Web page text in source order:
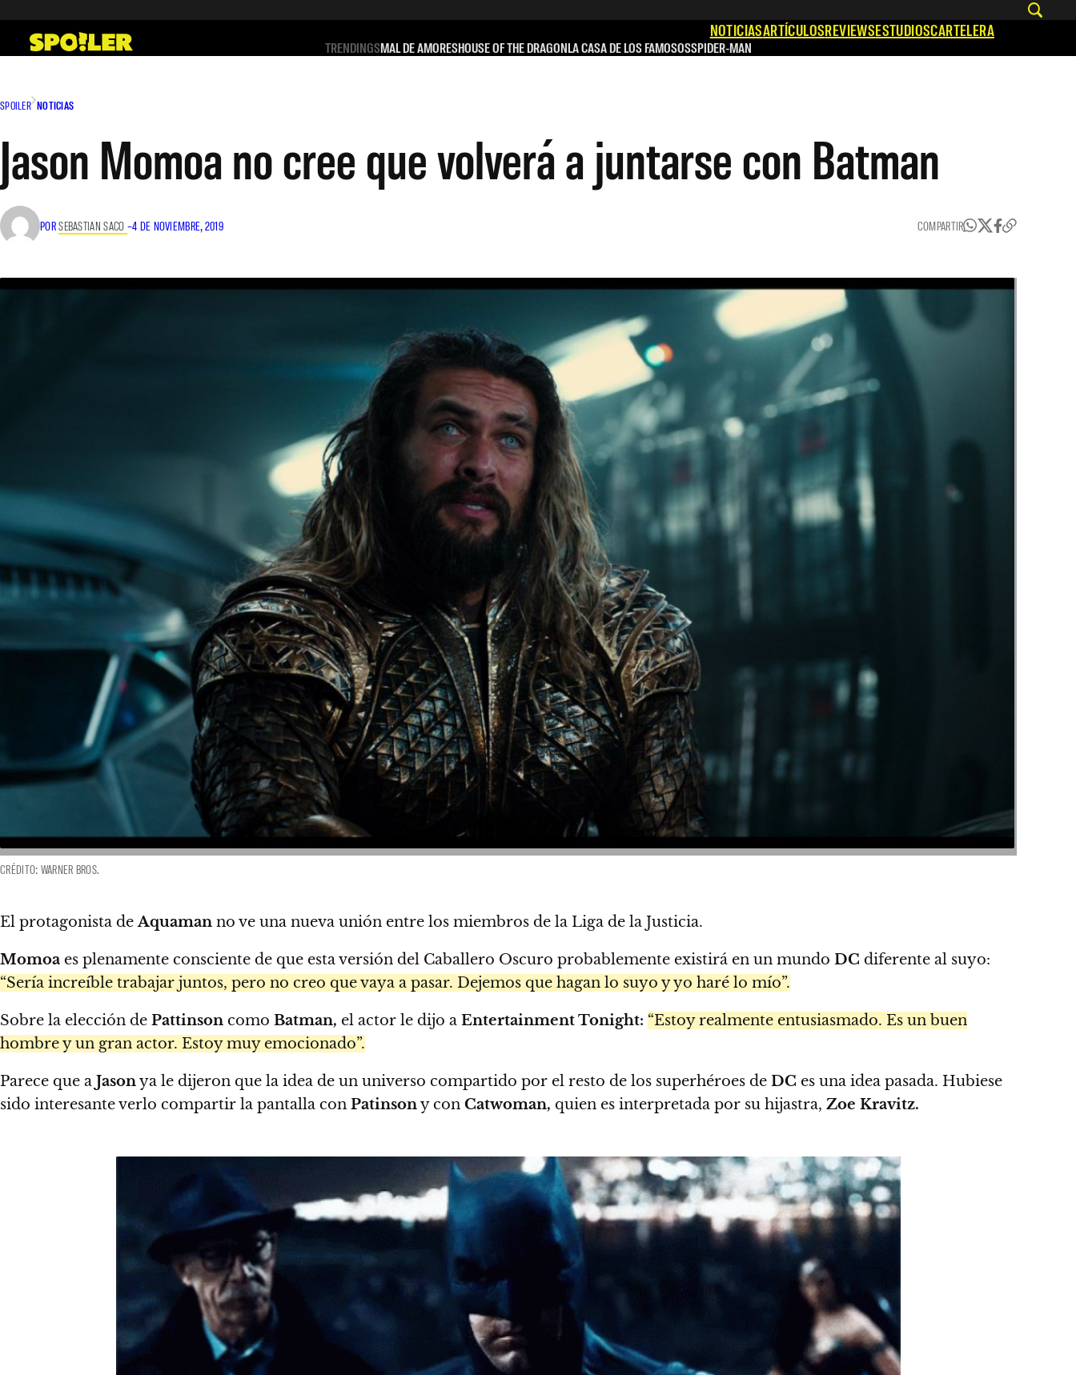
contenido
NOTICIASARTÍCULOSREVIEWSESTUDIOSCARTELERA
TRENDINGSMAL DE AMORESHOUSE OF THE DRAGONLA CASA DE LOS FAMOSOSSPIDER-MAN
SPOILER NOTICIAS
Jason Momoa no cree que volverá a juntarse con Batman
PORSEBASTIAN SACO –4 DE NOVIEMBRE, 2019 COMPARTIR
CRÉDITO: WARNER BROS.
El protagonista deAquaman no ve una nueva unión entre los miembros de la Liga de la Justicia.
Momoa es plenamente consciente de que esta versión del Caballero Oscuro probablemente existirá en un mundo DC diferente al suyo:
“Sería increíble trabajar juntos, pero no creo que vaya a pasar. Dejemos que hagan lo suyo y yo haré lo mío”.
Sobre la elección de Pattinson como Batman, el actor le dijo a Entertainment Tonight: “Estoy realmente entusiasmado. Es un buen
hombre y un gran actor. Estoy muy emocionado”.
Parece que a Jasonya le dijeron que la idea de un universo compartido por el resto de los superhéroes de DC es una idea pasada. Hubiese
sido interesante verlo compartir la pantalla con Patinsony con Catwoman, quien es interpretada por su hijastra, Zoe Kravitz.